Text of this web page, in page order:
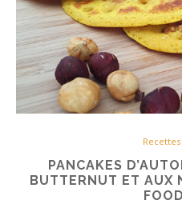
PANCAKES
BUTTERNUT ET AUX